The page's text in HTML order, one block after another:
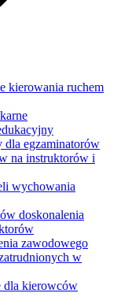
kierowania ruchem
egzaminatorów
na instruktorów i
wychowania
doskonalenia
zawodowego
w
dla kierowców